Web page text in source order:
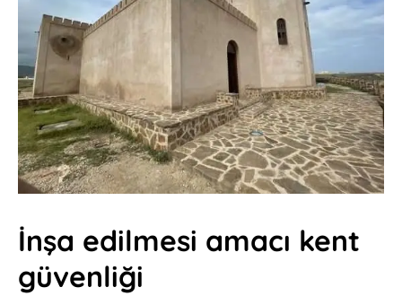
İnşa edilmesi amacı kent
güvenliği